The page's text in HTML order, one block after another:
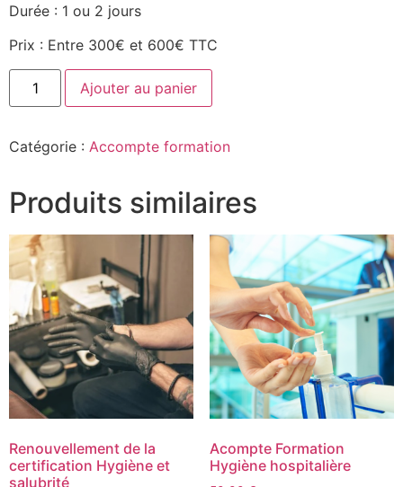
Durée : 1 ou 2 jours
Prix : Entre 300€ et 600€ TTC
Ajouter au panier
Catégorie : Accompte formation
Produits similaires
Renouvellement de la
certification Hygiène et
salubrité
Acompte Formation
Hygiène hospitalière